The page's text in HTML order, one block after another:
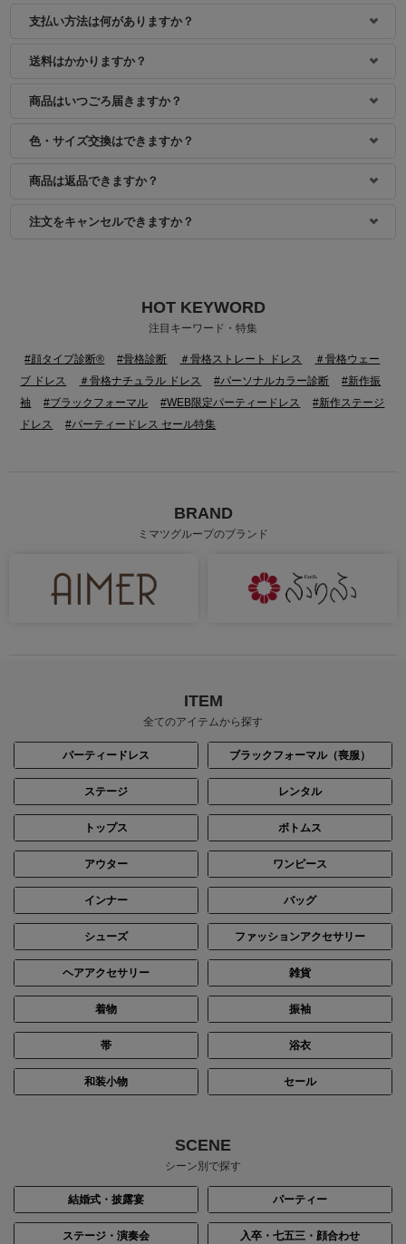
支払い方法は何がありますか？
送料はかかりますか？
商品はいつごろ届きますか？
色・サイズ交換はできますか？
商品は返品できますか？
注文をキャンセルできますか？
HOT KEYWORD
注目キーワード・特集
#顔タイプ診断® #骨格診断 ＃骨格ストレート ドレス
＃骨格ウェー
ブ ドレス
＃骨格ナチュラル ドレス #パーソナルカラー診断
#新作振
袖
#ブラックフォーマル #WEB限定パーティードレス
#新作ステージ
ドレス
#パーティードレス セール特集
BRAND
ミマツグループのブランド
ITEM
全てのアイテムから探す
パーティードレス ブラックフォーマル（喪服）
ステージ レンタル
トップス ボトムス
アウター ワンピース
インナー バッグ
シューズ ファッションアクセサリー
ヘアアクセサリー 雑貨
着物 振袖
帯 浴衣
和装小物 セール
SCENE
シーン別で探す
結婚式・披露宴 パーティー
ステージ・演奏会 入卒・七五三・顔合わせ